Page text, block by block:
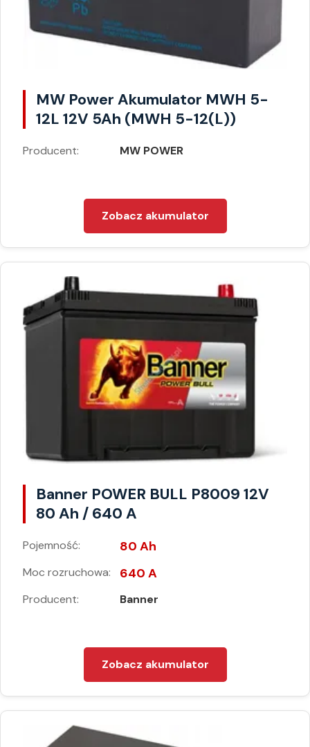
MW Power Akumulator MWH 5-
12L 12V 5Ah (MWH 5-12(L))
Producent: MW POWER
Zobacz akumulator
Banner POWER BULL P8009 12V
80 Ah / 640 A
Pojemność: 80 Ah
Moc rozruchowa: 640 A
Producent: Banner
Zobacz akumulator